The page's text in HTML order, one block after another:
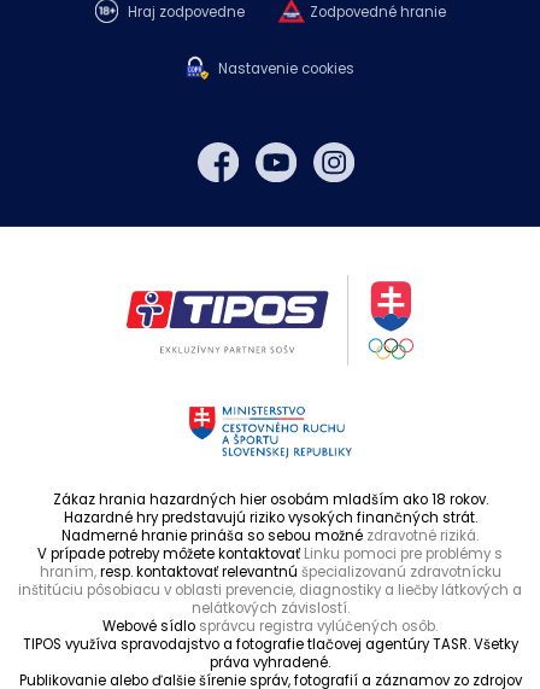
Hraj zodpovedne Zodpovedné hranie
Nastavenie cookies
Zákaz hrania hazardných hier osobám mladším ako 18 rokov.
Hazardné hry predstavujú riziko vysokých finančných strát.
Nadmerné hranie prináša so sebou možné zdravotné riziká.
V prípade potreby môžete kontaktovaťLinku pomoci pre problémy s
hraním,resp. kontaktovať relevantnú špecializovanú zdravotnícku
inštitúciu pôsobiacu v oblasti prevencie, diagnostiky a liečby látkových a
nelátkových závislostí.
Webové sídlo správcu registra vylúčených osôb.
TIPOS využíva spravodajstvo a fotografie tlačovej agentúry TASR. Všetky
práva vyhradené.
Publikovanie alebo ďalšie šírenie správ, fotografií a záznamov zo zdrojov